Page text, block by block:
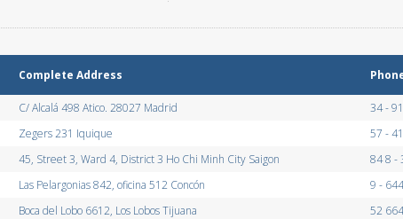
Complete Address
C/ Alcalá 498 Atico. 28027 Madrid 34 -
Zegers 231 Iquique 57 -
45, Street 3, Ward 4, District 3 Ho Chi Minh City Saigon 84 8 -
Las Pelargonias 842, oficina 512 Concón 9 -
Boca del Lobo 6612, Los Lobos Tijuana 52